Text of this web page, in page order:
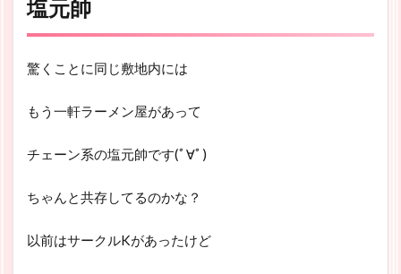
塩元帥
驚くことに同じ敷地内には
もう一軒ラーメン屋があって
チェーン系の塩元帥です(ﾟ∀ﾟ)
ちゃんと共存してるのかな？
以前はサークルKがあったけど